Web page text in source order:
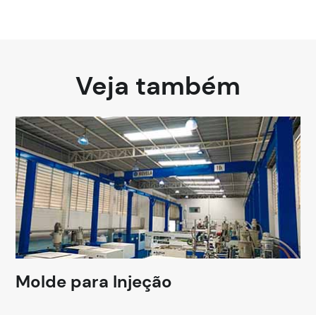
Veja também
Molde para Injeção